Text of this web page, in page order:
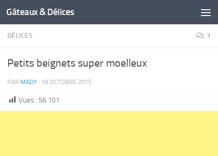
Gâteaux & Délices
DÉLICES 1
Petits beignets super moelleux
PAR MADY · 18 OCTOBRE 2015
Vues : 56 101